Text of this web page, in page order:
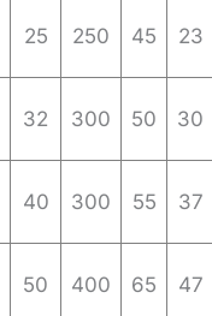
25 250 45 23
32 300 50 30
40 300 55 37
50 400 65 47